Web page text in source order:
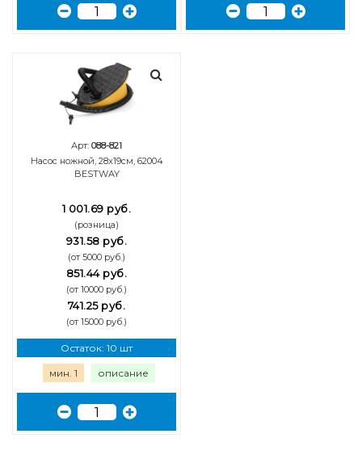
Арт: 088-821
Насос ножной, 28х19см, 62004
BESTWAY
1 001.69 руб.
(розница)
931.58 руб.
(от 5000 руб.)
851.44 руб.
(от 10000 руб.)
741.25 руб.
(от 15000 руб.)
Остаток: 10 шт
мин. 1 описание